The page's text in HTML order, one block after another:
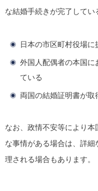
な結婚手続きが完了してい
日本の市区町村役場
外国人配偶者の本国に
ている
両国の結婚証明書が取
なお、政情不安等により本
な事情がある場合は、詳
理される場合もあります。